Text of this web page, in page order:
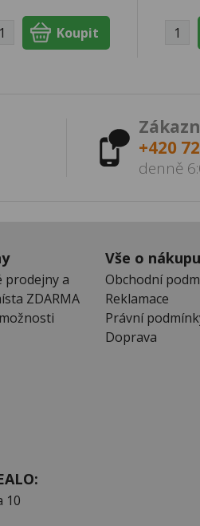
+420
denně
prodejny a
ZDARMA
Vše o nákupu
Obchodní
Reklamace
Právní
Doprava
10